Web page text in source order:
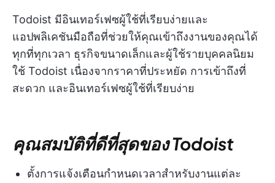
Todoist มีอินเทอร์เฟซผู้ใช้ที่เรียบง่ายและ
แอปพลิเคชันมือถือที่ช่วยให้คุณเข้าถึงงานของคุณได้
ทุกที่ทุกเวลา ธุรกิจขนาดเล็กและผู้ใช้รายบุคคลนิยม
ใช้ Todoist เนื่องจากราคาที่ประหยัด การเข้าถึงที่
สะดวก และอินเทอร์เฟซผู้ใช้ที่เรียบง่าย
คุณสมบัติที่ดีที่สุดของ Todoist
ตั้งการแจ้งเตือนกำหนดเวลาสำหรับงานแต่ละ